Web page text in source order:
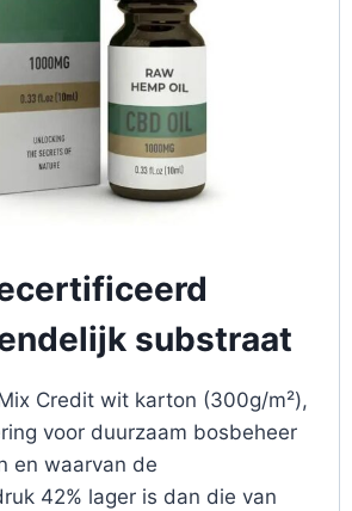
substraat
Credit wit karton (300g/m²),
voor duurzaam bosbeheer
en waarvan de
42% lager is dan die van